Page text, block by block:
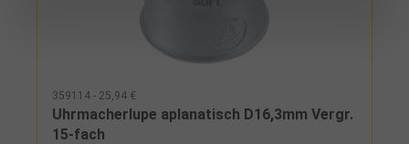
359114 - 25,94 €
Uhrmacherlupe aplanatisch D16,3mm Vergr.
15-fach